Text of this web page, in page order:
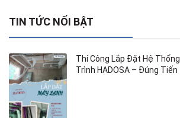
TIN TỨC NỔI BẬT
Thi Công Lắp Đặt Hệ
Trình HADOSA – Đúng